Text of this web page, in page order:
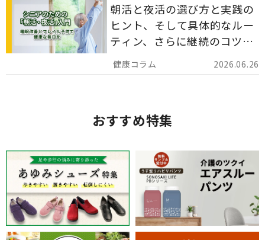
2026.06.26
朝活と夜活の選び方と実践の
ヒント、そして具体的なルー
ティン、さらに継続のコツま
でを詳しくご紹介します。
おすすめ特集